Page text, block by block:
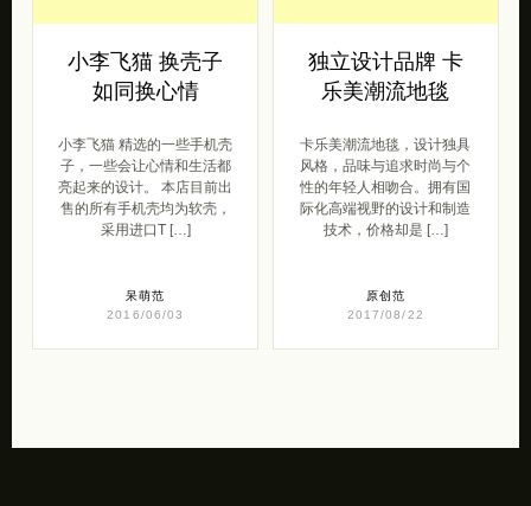
小李飞猫 换壳子
如同换心情
小李飞猫 精选的一些手机壳
子，一些会让心情和生活都
亮起来的设计。 本店目前出
售的所有手机壳均为软壳，
采用进口T […]
呆萌范
2016/06/03
独立设计品牌 卡
乐美潮流地毯
卡乐美潮流地毯，设计独具
风格，品味与追求时尚与个
性的年轻人相吻合。拥有国
际化高端视野的设计和制造
技术，价格却是 […]
原创范
2017/08/22